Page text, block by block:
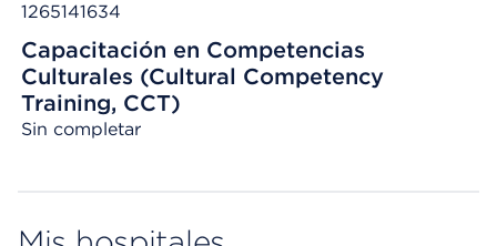
1265141634
Capacitación en Competencias
Culturales (Cultural Competency
Training, CCT)
Sin completar